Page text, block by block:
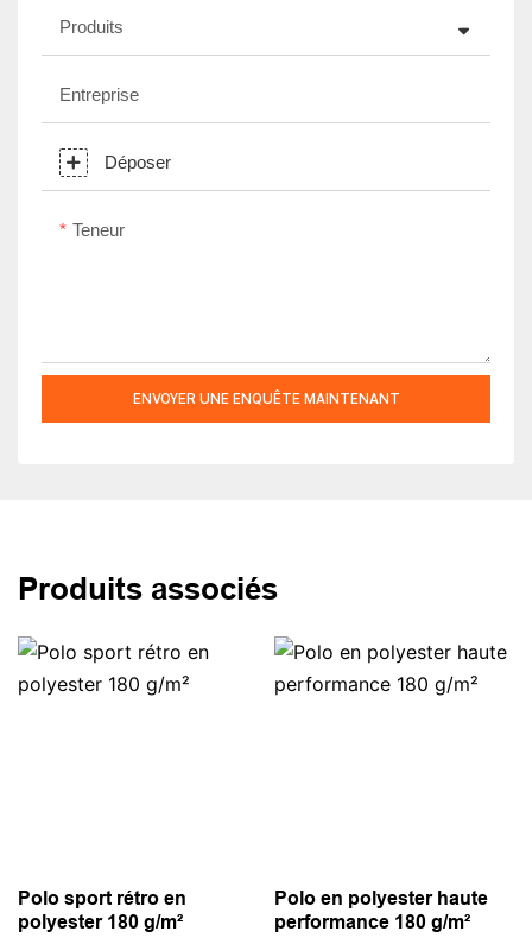
Produits
Entreprise
Déposer
Teneur
ENVOYER UNE ENQUÊTE MAINTENANT
Produits associés
Polo sport rétro en
polyester 180 g/m²
Polo en polyester haute
performance 180 g/m²